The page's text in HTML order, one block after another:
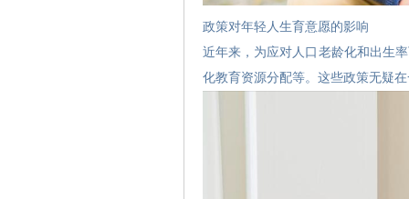
政策对年轻人生育意愿的影响
近年来，为应对人口老龄化和出生
化教育资源分配等。这些政策无疑